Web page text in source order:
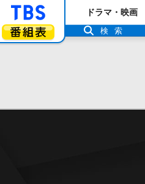
「TBSテレビ」ト
番組表
ドラマ・映画
検索